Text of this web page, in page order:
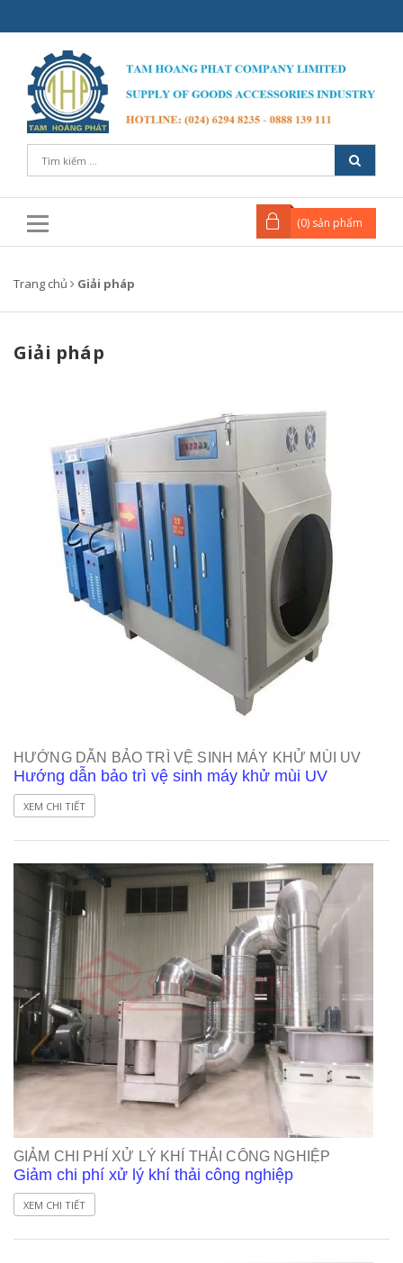
(0) sản phẩm
Trang chủ Giải pháp
Giải pháp
HƯỚNG DẪN BẢO TRÌ VỆ SINH MÁY KHỬ MÙI UV
Hướng dẫn bảo trì vệ sinh máy khử mùi UV
XEM CHI TIẾT
GIẢM CHI PHÍ XỬ LÝ KHÍ THẢI CÔNG NGHIỆP
Giảm chi phí xử lý khí thải công nghiệp
XEM CHI TIẾT